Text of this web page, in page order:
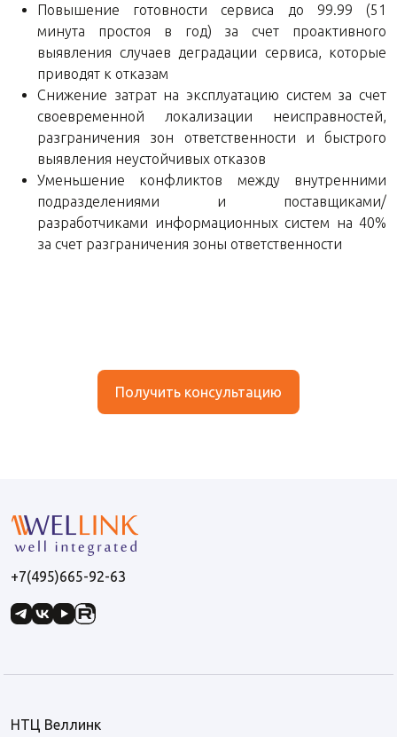
Повышение готовности сервиса до 99.99 (51
минута простоя в год) за счет проактивного
выявления случаев деградации сервиса, которые
приводят к отказам
Снижение затрат на эксплуатацию систем за счет
своевременной локализации неисправностей,
разграничения зон ответственности и быстрого
выявления неустойчивых отказов
Уменьшение конфликтов между внутренними
подразделениями и поставщиками/
разработчиками информационных систем на 40%
за счет разграничения зоны ответственности
Получить консультацию
+7(495)665-92-63
НТЦ Веллинк